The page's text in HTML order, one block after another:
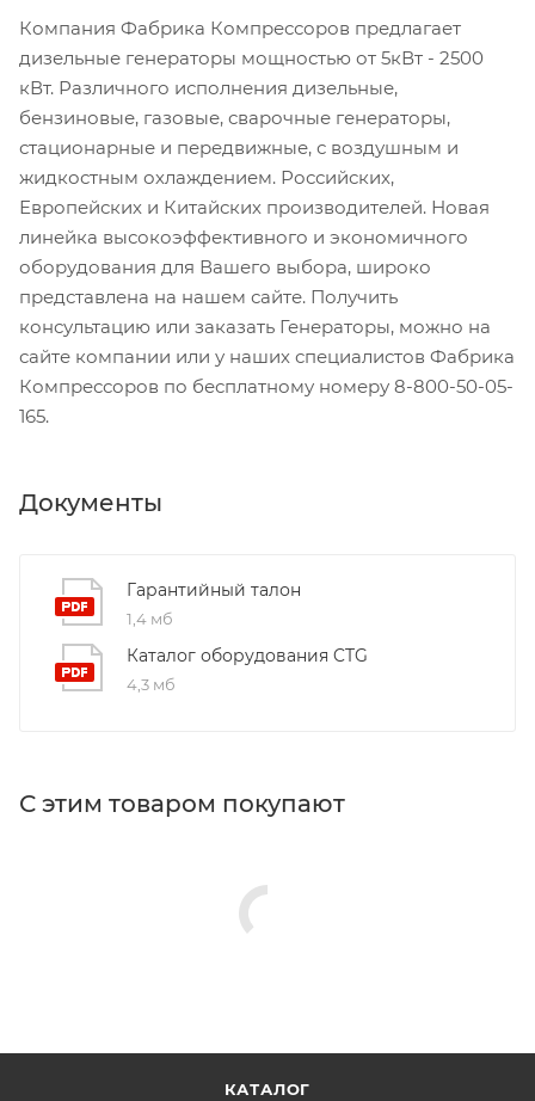
Компания Фабрика Компрессоров предлагает
дизельные генераторы мощностью от 5кВт - 2500
кВт. Различного исполнения дизельные,
бензиновые, газовые, сварочные генераторы,
стационарные и передвижные, с воздушным и
жидкостным охлаждением. Российских,
Европейских и Китайских производителей. Новая
линейка высокоэффективного и экономичного
оборудования для Вашего выбора, широко
представлена на нашем сайте. Получить
консультацию или заказать Генераторы, можно на
сайте компании или у наших специалистов Фабрика
Компрессоров по бесплатному номеру 8-800-50-05-
165.
Документы
Гарантийный талон
1,4 мб
Каталог оборудования CTG
4,3 мб
С этим товаром покупают
КАТАЛОГ